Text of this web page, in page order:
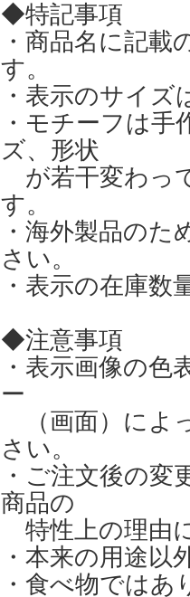
◆特記事項
・商品名に記
す。
・表示のサイ
・モチーフは
ズ、形状
が若干変わっ
す。
・海外製品の
さい。
・表示の在庫
◆注意事項
・表示画像の
ー
（画面）によ
さい。
・ご注文後の
商品の
特性上の理由
・本来の用途
・食べ物では